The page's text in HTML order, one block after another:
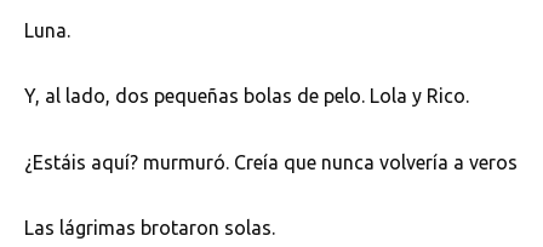
Luna.
Y, al lado, dos pequeñas bolas de pelo. Lola y Rico.
¿Estáis aquí? murmuró. Creía que nunca volvería a veros
Las lágrimas brotaron solas.